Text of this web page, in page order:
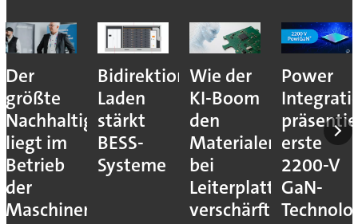
Der
größte
Nachhaltigkeitshebel
liegt im
Betrieb
der
Maschinen
Bidirektionales
Laden
stärkt
BESS-
Systeme
Wie der
KI-Boom
den
Materialengpass
bei
Leiterplatten
verschärft
Power
erste
2200-V
GaN-